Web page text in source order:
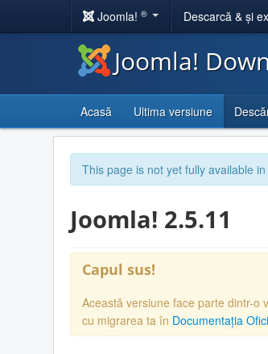
Joomla! ® Descarcă & și
Joomla!
Acasă Ultima versiune
This page is not yet fully available
Joomla! 2.5.11
Capul sus!
Această versiune face parte dintr-o
cu migrarea ta în Documentația